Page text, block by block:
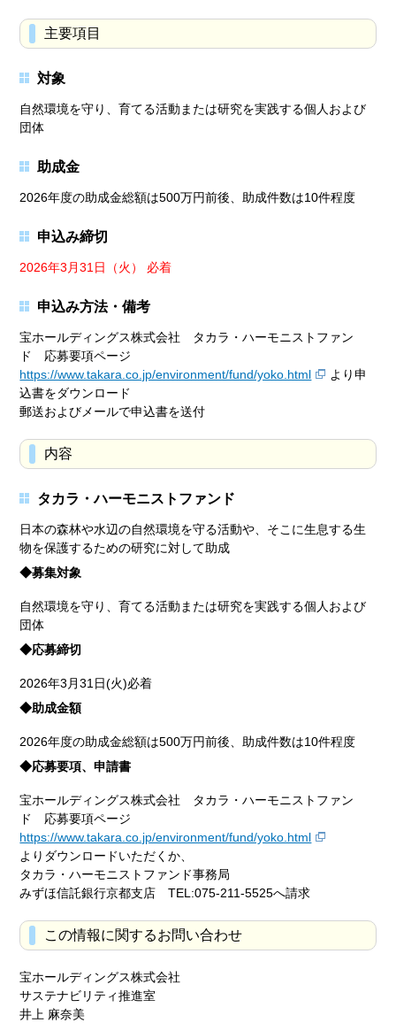
主要項目
対象
自然環境を守り、育てる活動または研究を実践する個人および
団体
助成金
2026年度の助成金総額は500万円前後、助成件数は10件程度
申込み締切
2026年3月31日（火） 必着
申込み方法・備考
宝ホールディングス株式会社 タカラ・ハーモニストファン
ド 応募要項ページ
https://www.takara.co.jp/environment/fund/yoko.html
より申
込書をダウンロード
郵送およびメールで申込書を送付
内容
タカラ・ハーモニストファンド
日本の森林や水辺の自然環境を守る活動や、そこに生息する生
物を保護するための研究に対して助成
◆募集対象
自然環境を守り、育てる活動または研究を実践する個人および
団体
◆応募締切
2026年3月31日(火)必着
◆助成金額
2026年度の助成金総額は500万円前後、助成件数は10件程度
◆応募要項、申請書
宝ホールディングス株式会社 タカラ・ハーモニストファン
ド 応募要項ページ
https://www.takara.co.jp/environment/fund/yoko.html
よりダウンロードいただくか、
タカラ・ハーモニストファンド事務局
みずほ信託銀行京都支店 TEL:075-211-5525へ請求
この情報に関するお問い合わせ
宝ホールディングス株式会社
サステナビリティ推進室
井上 麻奈美